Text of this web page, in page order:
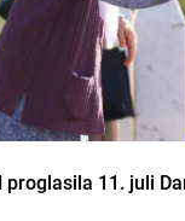
11. juli